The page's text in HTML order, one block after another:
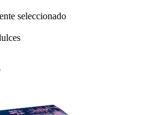
seleccionado